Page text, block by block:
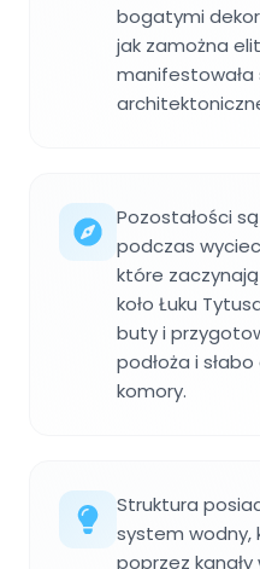
bogatymi
jak zamożna
Pozostałości
podczas
które
koło Łuku
buty i
podłoża i
komory.
Struktura
system wodny,
poprzez